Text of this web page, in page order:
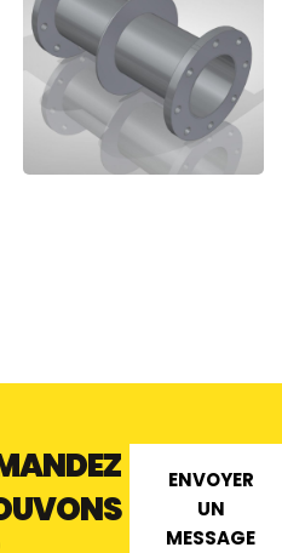
ENVOYER
UN
MESSAGE